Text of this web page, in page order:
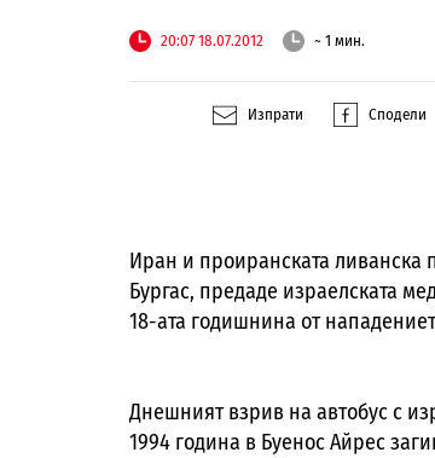
20:07 18.07.2012 ~ 1 мин.
Изпрати Сподели
Иран и проиранската ливанска
Бургас, предаде израелската
18-ата годишнина от
Днешният взрив на автобус с
1994 година в Буенос Айрес